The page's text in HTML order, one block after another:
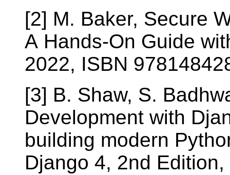
[2] M. Baker, Secure
A Hands-On Guide
2022, ISBN
[3] B. Shaw, S.
Development with
building modern
Django 4, 2nd